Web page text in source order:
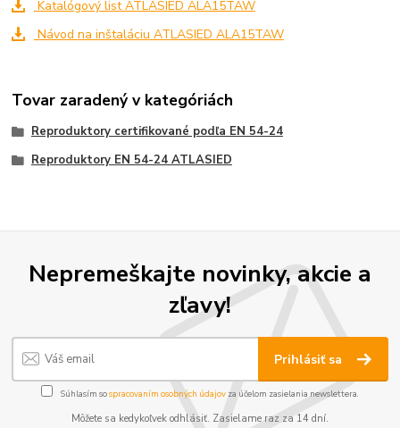
Katalógový list ATLASIED ALA15TAW
Návod na inštaláciu ATLASIED ALA15TAW
Tovar zaradený v kategóriách
Reproduktory certifikované podľa EN 54-24
Reproduktory EN 54-24 ATLASIED
Nepremeškajte novinky, akcie a
zľavy!
Prihlásiť sa
Súhlasím sospracovaním osobných údajov za účelom zasielania newslettera.
Môžete sa kedykoľvek odhlásiť. Zasielame raz za 14 dní.